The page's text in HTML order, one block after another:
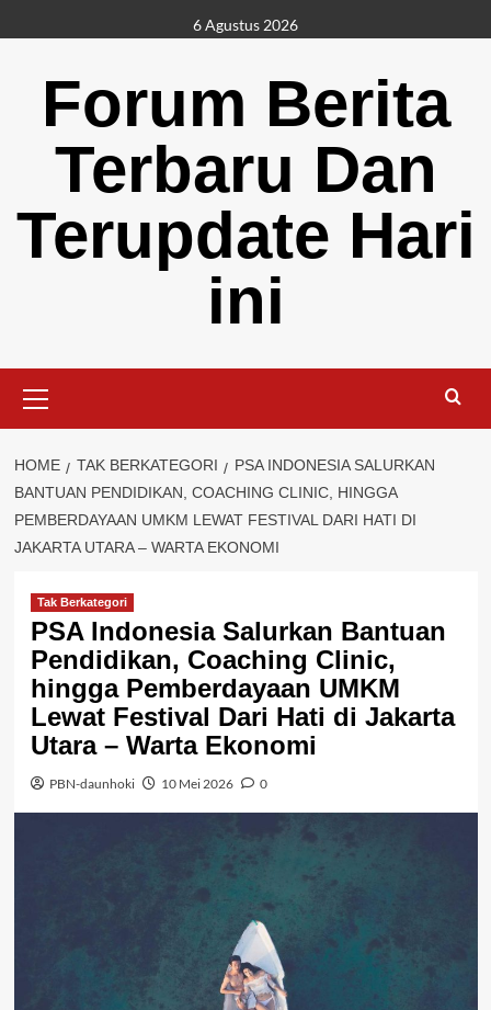
to
6 Agustus 2026
Forum Berita
Terbaru Dan
Terupdate Hari
ini
Menu
HOME TAK BERKATEGORI
PSA INDONESIA SALURKAN
BANTUAN PENDIDIKAN, COACHING CLINIC, HINGGA
PEMBERDAYAAN UMKM LEWAT FESTIVAL DARI HATI DI
JAKARTA UTARA – WARTA EKONOMI
Tak Berkategori
PSA Indonesia Salurkan Bantuan
Pendidikan, Coaching Clinic,
hingga Pemberdayaan UMKM
Lewat Festival Dari Hati di Jakarta
Utara – Warta Ekonomi
PBN-daunhoki 10 Mei 2026 0